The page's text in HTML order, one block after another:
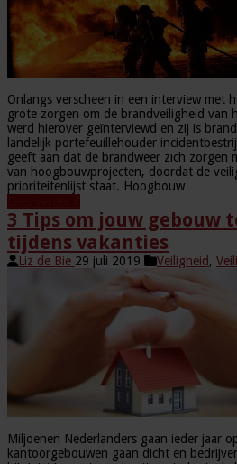
Onlangs verscheen in een interview met
grote zorgen om de brandveiligheid van
werd hierover geïnterviewd en zij is
landelijk portefeuillehouder
geeft aan dat de brandweer zich zorgen
van hoogbouwprojecten, doordat de
prioriteitenlijst staat. Hoogbouw …
3 Tips om jouw gebouw
tijdens vakanties
Liz de Bie 29 juli 2019 Veiligheid,
Miljoenen Nederlanders gaan ieder jaar
kantoorgebouwen gaan dicht en